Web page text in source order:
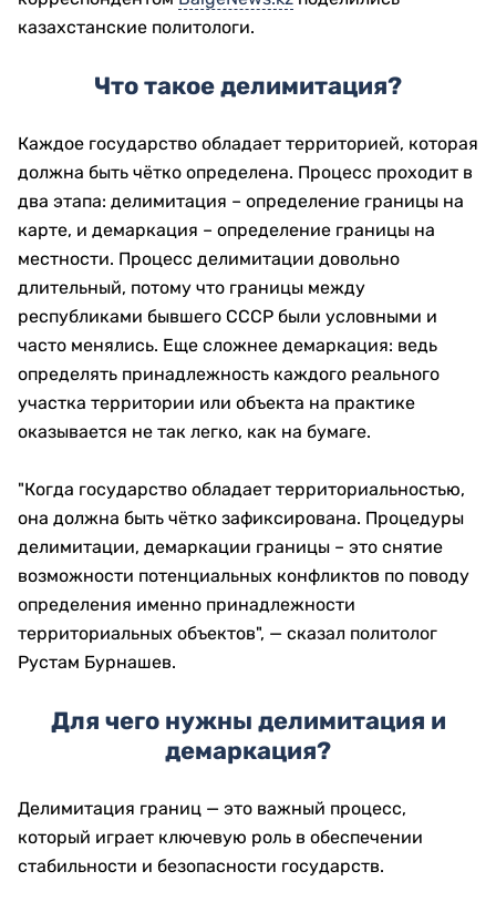
казахстанские политологи.
Что такоеделимитация?
Каждое государство обладает территорией, которая
должна быть чётко определена. Процесс проходит в
два этапа: делимитация – определение границы на
карте, и демаркация – определение границы на
местности. Процесс делимитации довольно
длительный, потому что границы между
республиками бывшего СССР были условными и
часто менялись. Еще сложнее демаркация: ведь
определять принадлежность каждого реального
участка территории или объекта на практике
оказывается не так легко, как на бумаге.
"Когда государство обладает территориальностью,
она должна быть чётко зафиксирована. Процедуры
делимитации, демаркации границы – это снятие
возможности потенциальных конфликтов по поводу
определения именно принадлежности
территориальных объектов", — сказал политолог
Рустам Бурнашев.
Для чего нужны делимитация и
демаркация?
Делимитация границ — это важный процесс,
который играет ключевую роль в обеспечении
стабильности и безопасности государств.